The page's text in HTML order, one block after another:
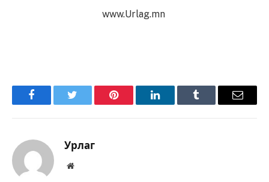
www.Urlag.mn
FacebookTwitter Pinterest LinkedInTumblr Имэйл
Урлаг
Вэбсайт